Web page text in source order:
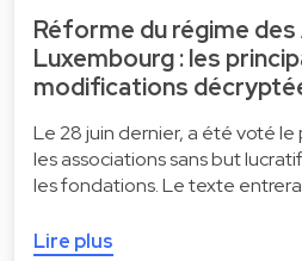
Réforme du régime des
Luxembourg : les
modifications
Le 28 juin dernier, a été voté
les associations sans but
les fondations. Le texte
Lire plus